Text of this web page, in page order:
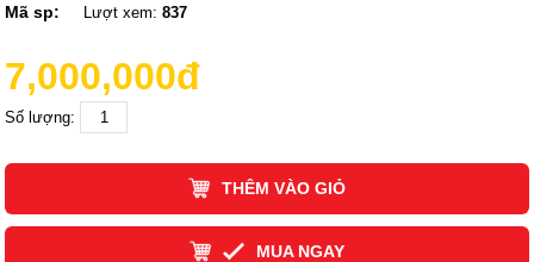
Mã sp: Lượt xem:837
7,000,000đ
Số lượng:
THÊM VÀO GIỎ
MUA NGAY